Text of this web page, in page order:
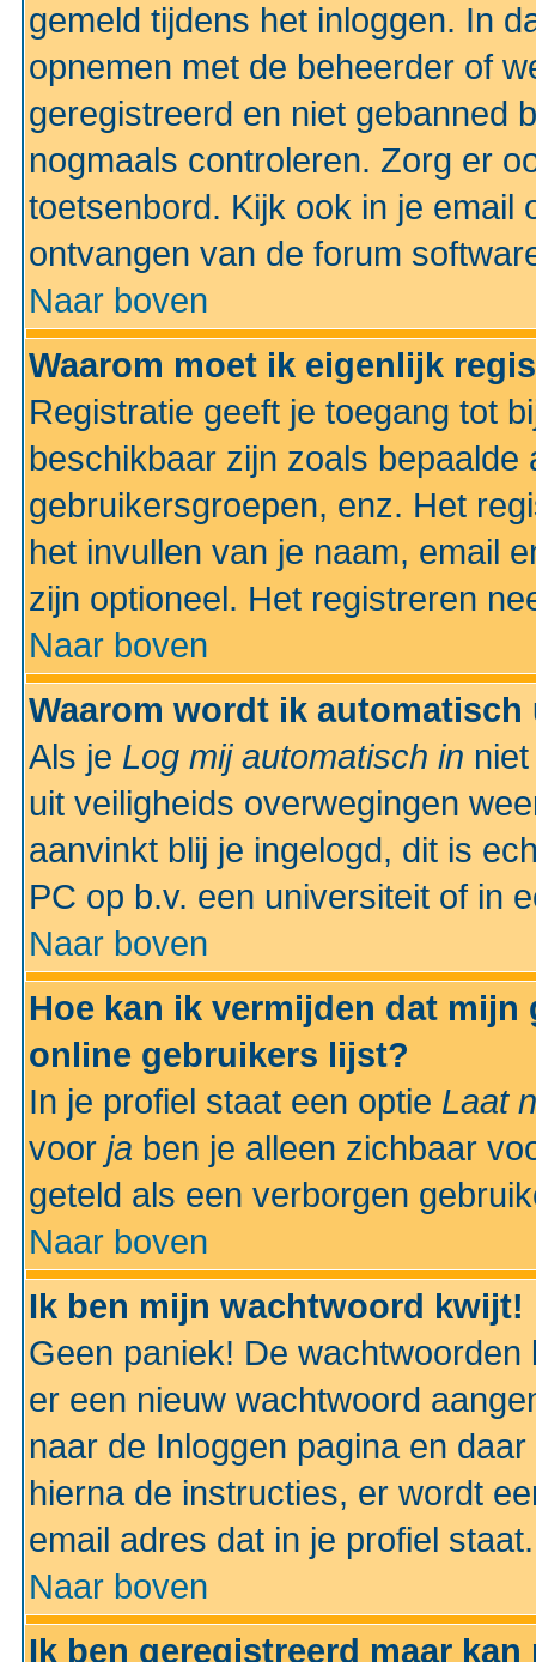
gemeld tijdens het inloggen. In
opnemen met de beheerder of
geregistreerd en niet gebanned
nogmaals controleren. Zorg er
toetsenbord. Kijk ook in je email
ontvangen van de forum
Naar boven
Waarom moet ik eigenlijk
Registratie geeft je toegang tot
beschikbaar zijn zoals
gebruikersgroepen, enz. Het
het invullen van je naam, email
zijn optioneel. Het registreren
Naar boven
Waarom wordt ik
Als je Log mij automatisch in
uit veiligheids overwegingen
aanvinkt blij je ingelogd, dit is
PC op b.v. een universiteit of in
Naar boven
Hoe kan ik vermijden dat
online gebruikers lijst?
In je profiel staat een optie Laat
voor ja ben je alleen zichbaar
geteld als een verborgen
Naar boven
Ik ben mijn wachtwoord kwijt!
Geen paniek! De
er een nieuw wachtwoord
naar de Inloggen pagina en
hierna de instructies, er wordt
email adres dat in je profiel staat.
Naar boven
Ik ben geregistreerd maar